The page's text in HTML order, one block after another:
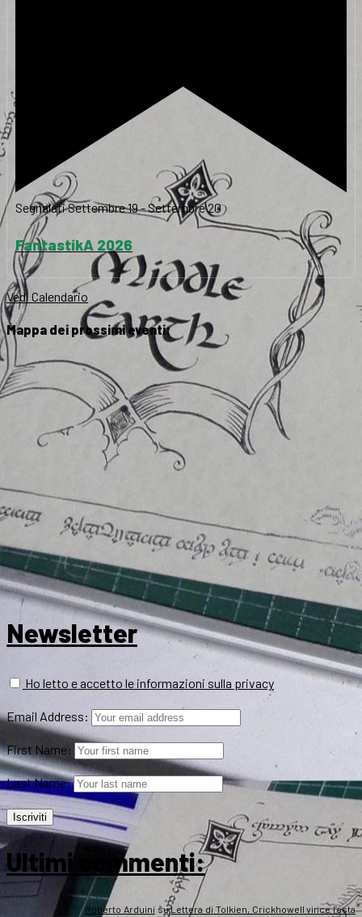
SegnalatiSettembre 19-Settembre 20
FantastikA 2026
Vedi Calendario
Mappa dei prossimi eventi:
Newsletter
Ho letto e accetto le informazioni sulla privacy
Email Address:
First Name:
Last Name:
Ultimi commenti:
Roberto Arduini suLettera di Tolkien, Crickhowell vince l’asta